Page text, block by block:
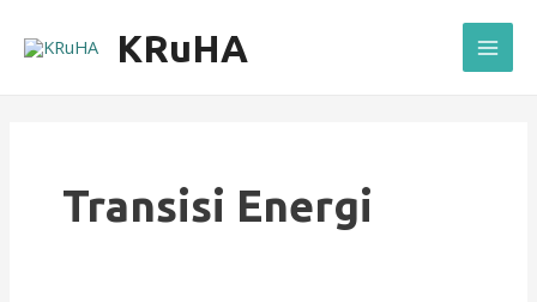
KRuHA
Main
Transisi Energi